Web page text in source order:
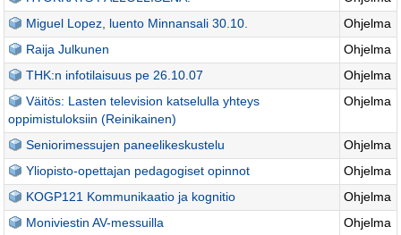
Miguel Lopez, luento Minnansali 30.10.
Ohjelma
Raija Julkunen
Ohjelma
THK:n infotilaisuus pe 26.10.07
Ohjelma
Väitös: Lasten television katselulla yhteys
oppimistuloksiin (Reinikainen)
Ohjelma
Seniorimessujen paneelikeskustelu
Ohjelma
Yliopisto-opettajan pedagogiset opinnot
Ohjelma
KOGP121 Kommunikaatio ja kognitio
Ohjelma
Moniviestin AV-messuilla
Ohjelma